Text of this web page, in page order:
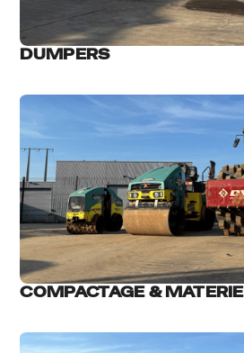
DUMPERS
COMPACTAGE &